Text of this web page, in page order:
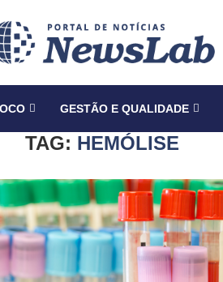
GESTÃO E QUALIDADE
TAG: HEMÓLISE